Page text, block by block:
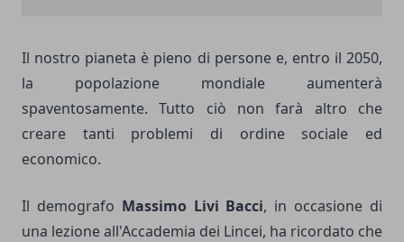
Il nostro pianeta è pieno di persone e, entro il 2050,
la popolazione mondiale aumenterà
spaventosamente. Tutto ciò non farà altro che
creare tanti problemi di ordine sociale ed
economico.
Il demografo Massimo Livi Bacci, in occasione di
una lezione all'Accademia dei Lincei, ha ricordato che